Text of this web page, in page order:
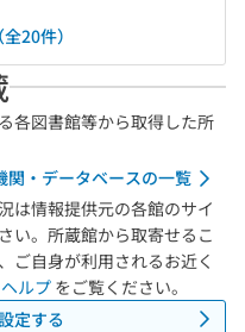
20件）
各図書館等から取得した所
関・データベースの一覧
は情報提供元の各館のサイ
い。所蔵館から取寄せるこ
ご自身が利用されるお近く
ヘルプ をご覧ください。
定する